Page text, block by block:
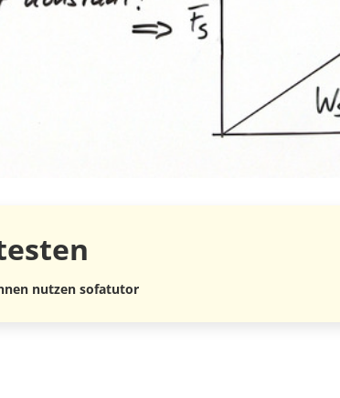
nutzen sofatutor